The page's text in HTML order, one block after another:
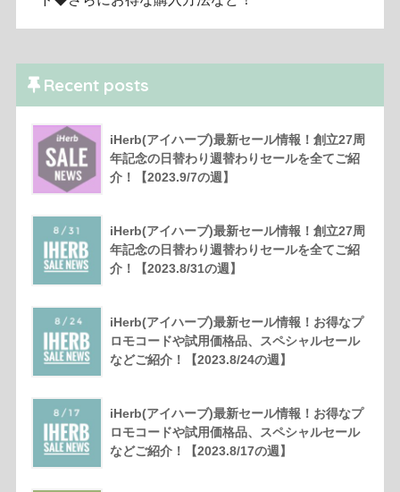
Recent posts
iHerb(アイハーブ)最新セール情報！創立27周
年記念の日替わり週替わりセールを全てご紹
介！【2023.9/7の週】
iHerb(アイハーブ)最新セール情報！創立27周
年記念の日替わり週替わりセールを全てご紹
介！【2023.8/31の週】
iHerb(アイハーブ)最新セール情報！お得なプ
ロモコードや試用価格品、スペシャルセール
などご紹介！【2023.8/24の週】
iHerb(アイハーブ)最新セール情報！お得なプ
ロモコードや試用価格品、スペシャルセール
などご紹介！【2023.8/17の週】